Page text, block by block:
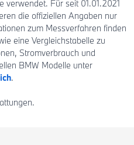
verwendet. Für seit 01.01.2021
die offiziellen Angaben nur
zum Messverfahren finden
eine Vergleichstabelle zu
Stromverbrauch und
BMW Modelle unter
.